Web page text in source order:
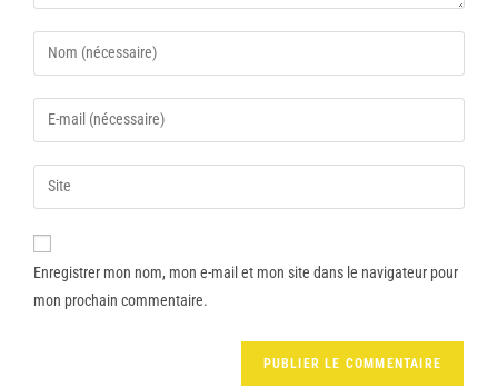
Enregistrer mon nom, mon e-mail et mon site dans le navigateur pour
mon prochain commentaire.